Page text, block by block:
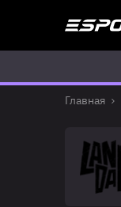
Главная